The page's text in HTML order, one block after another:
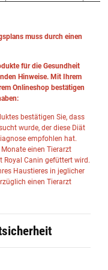
muss durch einen
für die Gesundheit
Hinweise. Mit Ihrem
Onlineshop bestätigen
bestätigen Sie, dass
wurde, der diese Diät
empfohlen hat.
einen Tierarzt
Royal Canin gefüttert wird.
Haustieres in jeglicher
einen Tierarzt